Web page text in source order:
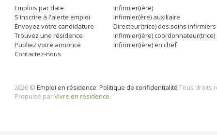
Emplois par date
S'inscrire à l'alerte emploi
Envoyez votre candidature
Trouvez une résidence
Publiez votre annonce
Contactez-nous
Infirmier(ière)
Infirmier(ère) auxiliaire
Directeur(trice) des soins infirmiers
Infirmier(ière) coordonnateur(trice)
Infirmier(ière) en chef
2026 © Emploi en résidence. Politique de confidentialité Tous droits
Propulsé parVivre en résidence.